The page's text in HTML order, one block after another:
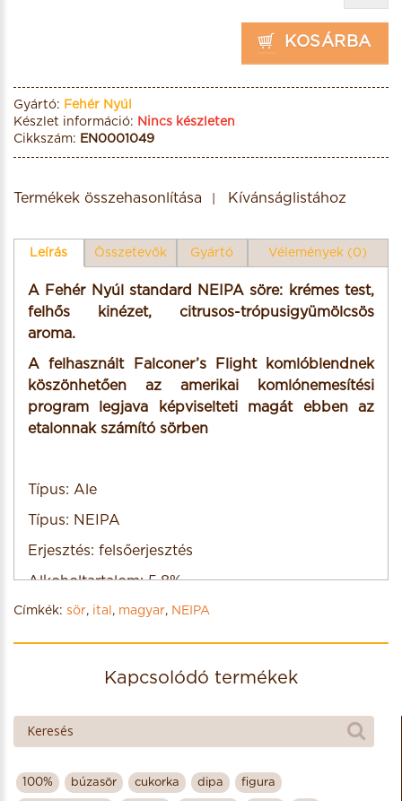
KOSÁRBA
Gyártó: Fehér Nyúl
Készlet információ: Nincs készleten
Cikkszám: EN0001049
Termékek összehasonlítása Kívánságlistához
Leírás Összetevők Gyártó Vélemények (0)
A Fehér Nyúl standard NEIPA söre: krémes test,
felhős kinézet, citrusos-trópusigyümölcsös
aroma.
A felhasznált Falconer’s Flight komlóblendnek
köszönhetően az amerikai komlónemesítési
program legjava képviselteti magát ebben az
etalonnak számító sörben
Típus: Ale
Típus: NEIPA
Erjesztés: felsőerjesztés
Alkoholtartalom: 5,8%
Kiszerelés: can, 0,33L
Származási hely: Magyarország
Címkék: sör, ital , magyar, NEIPA
Kapcsolódó termékek
100% búzasör cukorka dipa figura